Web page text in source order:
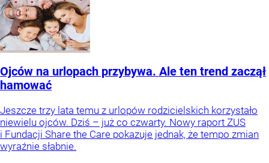
Ojców na urlopach przybywa. Ale ten trend zaczął
hamować
Jeszcze trzy lata temu z urlopów rodzicielskich korzystało
niewielu ojców. Dziś – już co czwarty. Nowy raport ZUS
i Fundacji Share the Care pokazuje jednak, że tempo zmian
wyraźnie słabnie.